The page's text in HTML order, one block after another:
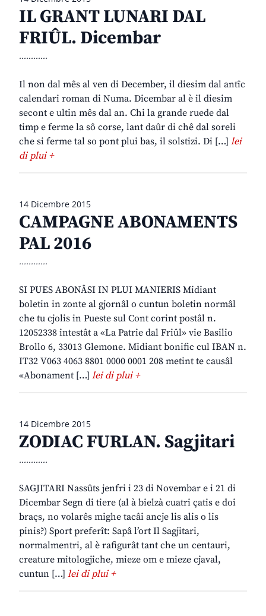
IL GRANT LUNARI DAL
FRIÛL. Dicembar
............
Il non dal mês al ven di December, il diesim dal antîc
calendari roman di Numa. Dicembar al è il diesim
secont e ultin mês dal an. Chi la grande ruede dal
timp e ferme la sô corse, lant daûr di chê dal soreli
che si ferme tal so pont plui bas, il solstizi. Di […] lei
di plui +
14 Dicembre 2015
CAMPAGNE ABONAMENTS
PAL 2016
............
SI PUES ABONÂSI IN PLUI MANIERIS Midiant
boletin in zonte al gjornâl o cuntun boletin normâl
che tu cjolis in Pueste sul Cont corint postâl n.
12052338 intestât a «La Patrie dal Friûl» vie Basilio
Brollo 6, 33013 Glemone. Midiant bonific cul IBAN n.
IT32 V063 4063 8801 0000 0001 208 metint te causâl
«Abonament […] lei di plui +
14 Dicembre 2015
ZODIAC FURLAN. Sagjitari
............
SAGJITARI Nassûts jenfri i 23 di Novembar e i 21 di
Dicembar Segn di tiere (al à bielzà cuatri çatis e doi
braçs, no volarês mighe tacâi ancje lis alis o lis
pinis?) Sport preferît: Sapâ l’ort Il Sagjitari,
normalmentri, al è rafigurât tant che un centauri,
creature mitologjiche, mieze om e mieze cjaval,
cuntun […] lei di plui +